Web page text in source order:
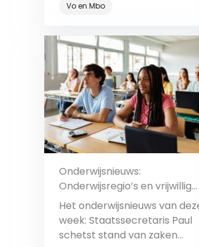
leerlingen om te leren, maar
Kim Dirkx (Open Universiteit)
zit het ‘m vooral in het
uitstellen van het
vergeetproces. Met deze
kun je je leerlingen helpen
informatie zo goed mogelijk
[…]
Vo en Mbo
Bekijk
Onderwijsnieuws:
Onderwijsregio’s en vrijwillig
naar school
Het onderwijsnieuws van
week: Staatssecretaris Paul
schetst stand van zaken